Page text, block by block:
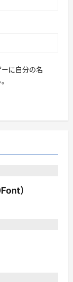
に自分の名
）